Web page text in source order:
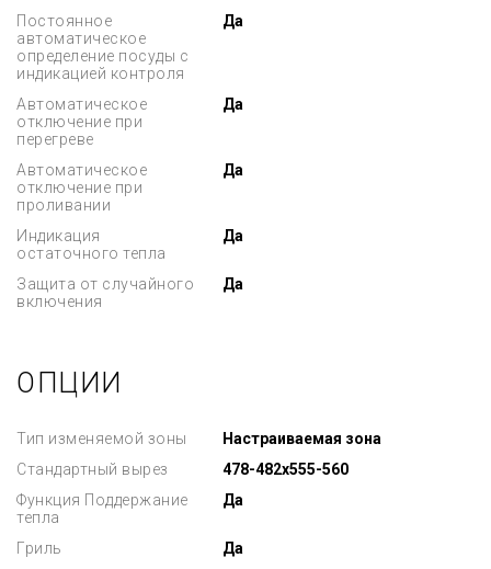
Постоянное
автоматическое
определение посуды с
индикацией контроля
Да
Автоматическое
отключение при
перегреве
Да
Автоматическое
отключение при
проливании
Да
Индикация
остаточного тепла
Да
Защита от случайного
включения
Да
ОПЦИИ
Тип изменяемой зоны
Настраиваемая зона
Стандартный вырез
478-482x555-560
Функция Поддержание
тепла
Да
Гриль
Да